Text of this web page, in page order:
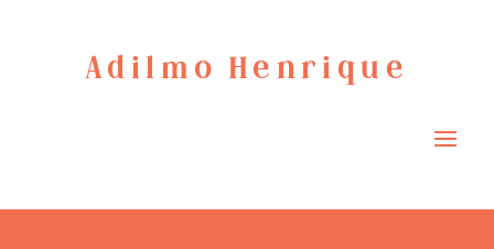
Adilmo Henrique